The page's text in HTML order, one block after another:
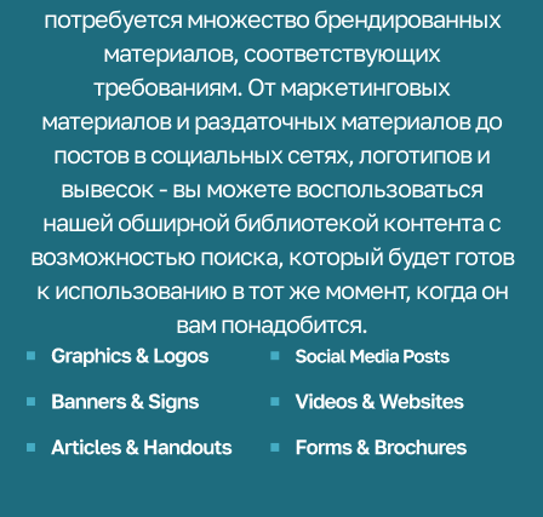
потребуется множество брендированных
материалов, соответствующих
требованиям. От маркетинговых
материалов и раздаточных материалов до
постов в социальных сетях, логотипов и
вывесок - вы можете воспользоваться
нашей обширной библиотекой контента с
возможностью поиска, который будет готов
к использованию в тот же момент, когда он
вам понадобится.